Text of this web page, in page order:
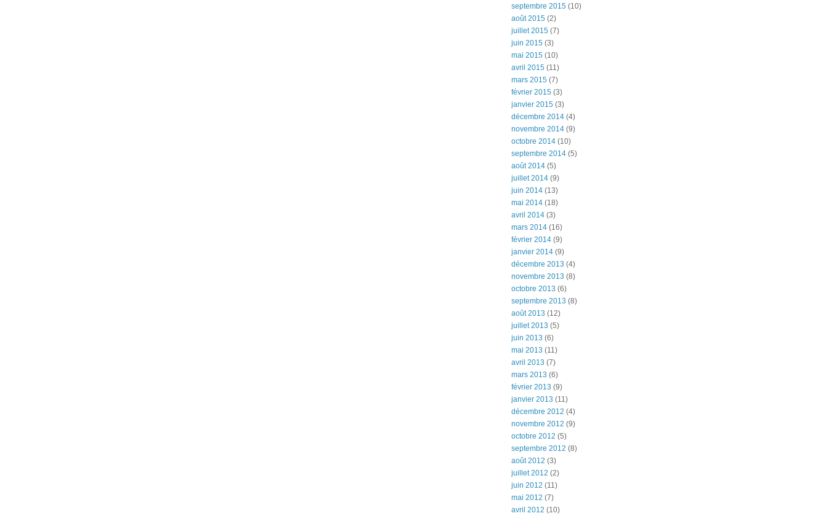
septembre 2015 (10)
août 2015 (2)
juillet 2015 (7)
juin 2015 (3)
mai 2015 (10)
avril 2015 (11)
mars 2015 (7)
février 2015 (3)
janvier 2015 (3)
décembre 2014 (4)
novembre 2014 (9)
octobre 2014 (10)
septembre 2014 (5)
août 2014 (5)
juillet 2014 (9)
juin 2014 (13)
mai 2014 (18)
avril 2014 (3)
mars 2014 (16)
février 2014 (9)
janvier 2014 (9)
décembre 2013 (4)
novembre 2013 (8)
octobre 2013 (6)
septembre 2013 (8)
août 2013 (12)
juillet 2013 (5)
juin 2013 (6)
mai 2013 (11)
avril 2013 (7)
mars 2013 (6)
février 2013 (9)
janvier 2013 (11)
décembre 2012 (4)
novembre 2012 (9)
octobre 2012 (5)
septembre 2012 (8)
août 2012 (3)
juillet 2012 (2)
juin 2012 (11)
mai 2012 (7)
avril 2012 (10)